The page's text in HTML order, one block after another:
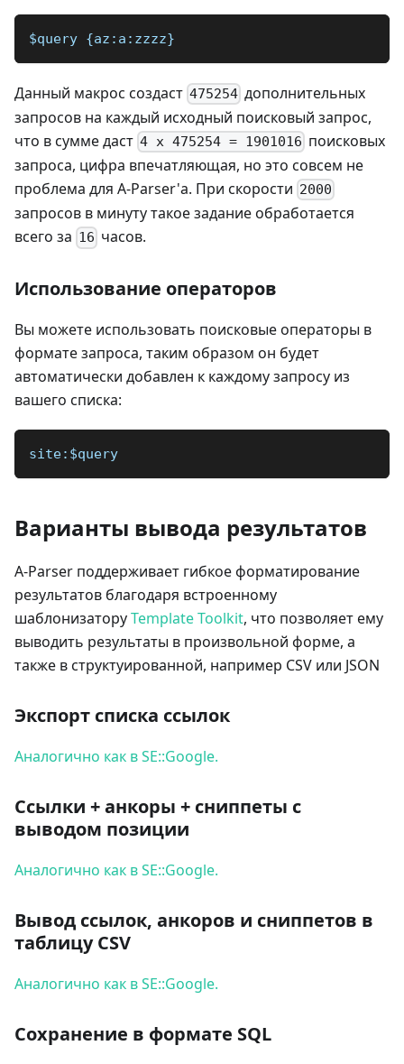
$query {az:a:zzzz}
Данный макрос создаст 475254 дополнительных
запросов на каждый исходный поисковый запрос,
что в сумме даст 4 x 475254 = 1901016 поисковых
запроса, цифра впечатляющая, но это совсем не
проблема для A-Parser'а. При скорости 2000
запросов в минуту такое задание обработается
всего за 16 часов.
Использование операторов
Вы можете использовать поисковые операторы в
формате запроса, таким образом он будет
автоматически добавлен к каждому запросу из
вашего списка:
site:$query
Варианты вывода результатов
A-Parser поддерживает гибкое форматирование
результатов благодаря встроенному
шаблонизаторуTemplate Toolkit, что позволяет ему
выводить результаты в произвольной форме, а
также в структуированной, например CSV или JSON
Экспорт списка ссылок
Аналогично как в SE::Google.
Ссылки + анкоры + сниппеты с
выводом позиции
Аналогично как в SE::Google.
Вывод ссылок, анкоров и сниппетов в
таблицу CSV
Аналогично как в SE::Google.
Сохранение в формате SQL